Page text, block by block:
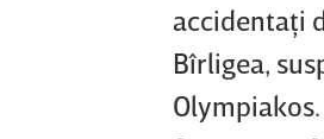
accidentaţi
Bîrligea,